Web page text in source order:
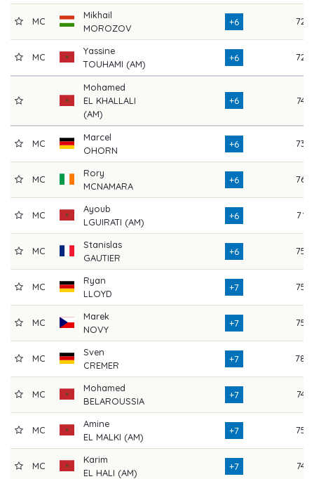
MC
Mikhail
MOROZOV
+6 72
MC
Yassine
TOUHAMI (AM)
+6 72
Mohamed
EL KHALLALI
(AM)
+6 74
MC
Marcel
OHORN
+6 73
MC
Rory
MCNAMARA
+6 76
MC
Ayoub
LGUIRATI (AM)
+6 71
MC
Stanislas
GAUTIER
+6 75
MC
Ryan
LLOYD
+7 75
MC
Marek
NOVY
+7 75
MC
Sven
CREMER
+7 78
MC
Mohamed
BELAROUSSIA
+7 74
MC
Amine
EL MALKI (AM)
+7 75
MC
Karim
EL HALI (AM)
+7 74